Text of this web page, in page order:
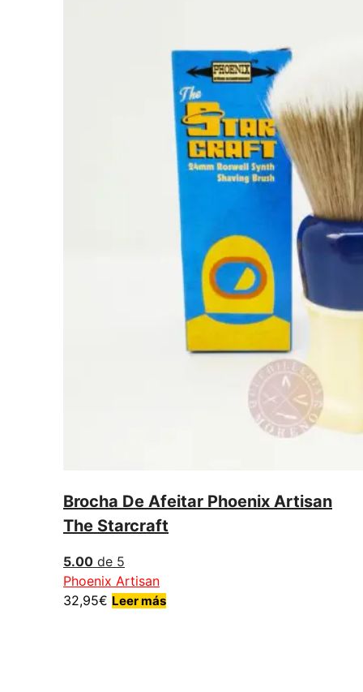
Brocha De Afeitar Phoenix Artisan
The Starcraft
5.00 de 5
Phoenix Artisan
32,95€ Leer más